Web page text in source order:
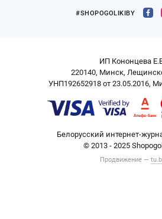
#SHOPOGOLIKIBY
ИП Кононцева
220140, Минск,
УНП192652918 от 23.05.2016,
Белорусский интернет-
© 2013 - 2025
Продвижение —